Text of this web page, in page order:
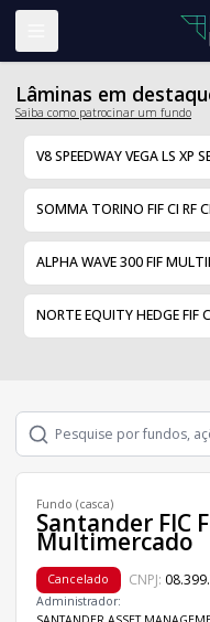
Lâminas em
Saiba como patrocinar um fundo
V8 SPEEDWAY VEGA LS XP
SOMMA TORINO FIF CI RF
ALPHA WAVE 300 FIF
NORTE EQUITY HEDGE FIF
Fundo (casca)
Santander FIC
Multimercado
Cancelado CNPJ:
Administrador: